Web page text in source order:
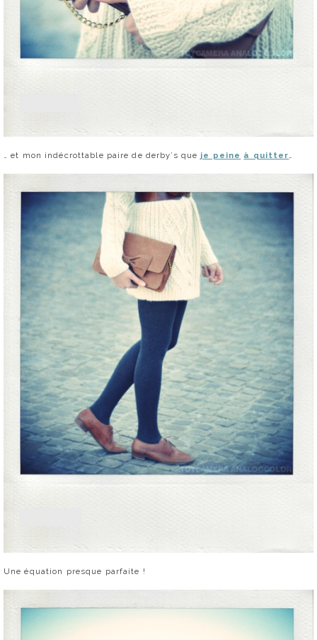
… et mon indécrottable paire de derby’s que je peine à quitter…
Une équation presque parfaite !